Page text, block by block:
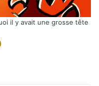
il y avait une grosse tête